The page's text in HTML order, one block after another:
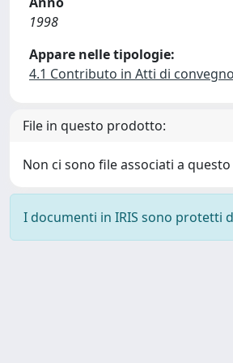
1998
Appare nelle tipologie:
4.1 Contributo in Atti di convegno
File in questo prodotto:
Non ci sono file associati a
I documenti in IRIS sono protetti